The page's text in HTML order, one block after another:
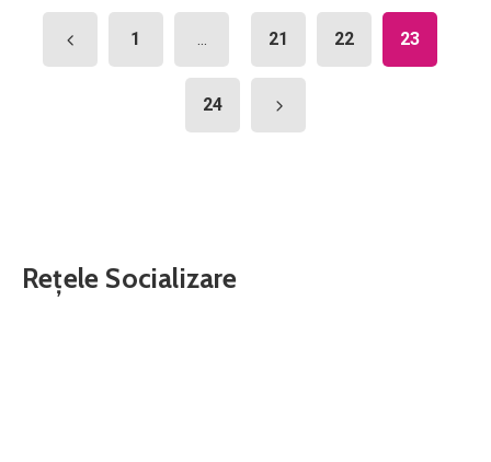
1 ... 21 22 23
24
Rețele Socializare